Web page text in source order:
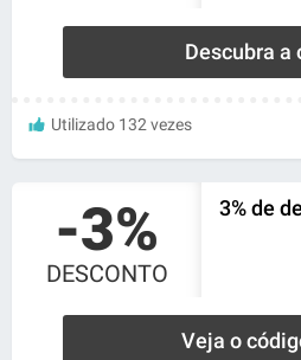
Descubra a
Utilizado 132 vezes
-3%
DESCONTO
3% de
Veja o